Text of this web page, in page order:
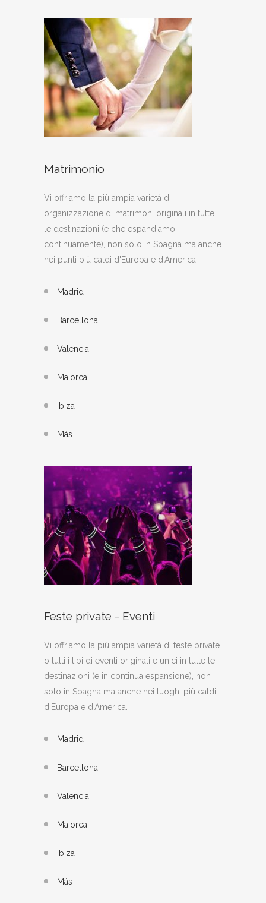
Matrimonio
Vi offriamo la più ampia varietà di
organizzazione di matrimoni originali in tutte
le destinazioni (e che espandiamo
continuamente), non solo in Spagna ma anche
nei punti più caldi d'Europa e d'America.
Madrid
Barcellona
Valencia
Maiorca
Ibiza
Más
Feste private - Eventi
Vi offriamo la più ampia varietà di feste private
o tutti i tipi di eventi originali e unici in tutte le
destinazioni (e in continua espansione), non
solo in Spagna ma anche nei luoghi più caldi
d'Europa e d'America.
Madrid
Barcellona
Valencia
Maiorca
Ibiza
Más